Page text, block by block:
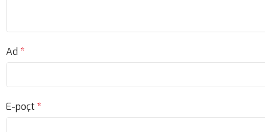
Ad *
E-poçt*